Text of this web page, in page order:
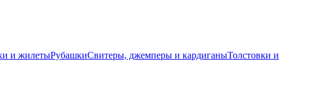
и жилетыРубашкиСвитеры, джемперы и кардиганыТолстовки и